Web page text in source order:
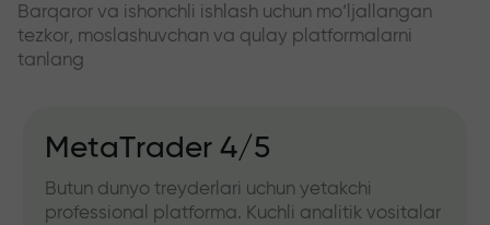
Barqaror va ishonchli ishlash uchun mo‘ljallangan
tezkor, moslashuvchan va qulay platformalarni
tanlang
MetaTrader 4/5
Butun dunyo treyderlari uchun yetakchi
professional platforma. Kuchli analitik vositalar